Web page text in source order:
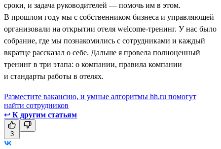
сроки, и задача руководителей — помочь им в этом.
В прошлом году мы с собственником бизнеса и управляющей
организовали на открытии отеля welcome-тренинг. У нас было
собрание, где мы познакомились с сотрудниками и каждый
вкратце рассказал о себе. Дальше я провела полноценный
тренинг в три этапа: о компании, правила компании
и стандарты работы в отелях.
Разместите вакансию, и умные алгоритмы hh.ru помогут
найти сотрудников
↩ К другим статьям
3